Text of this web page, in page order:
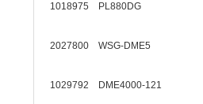
1018975 PL880DG
2027800 WSG-DME5
1029792 DME4000-121